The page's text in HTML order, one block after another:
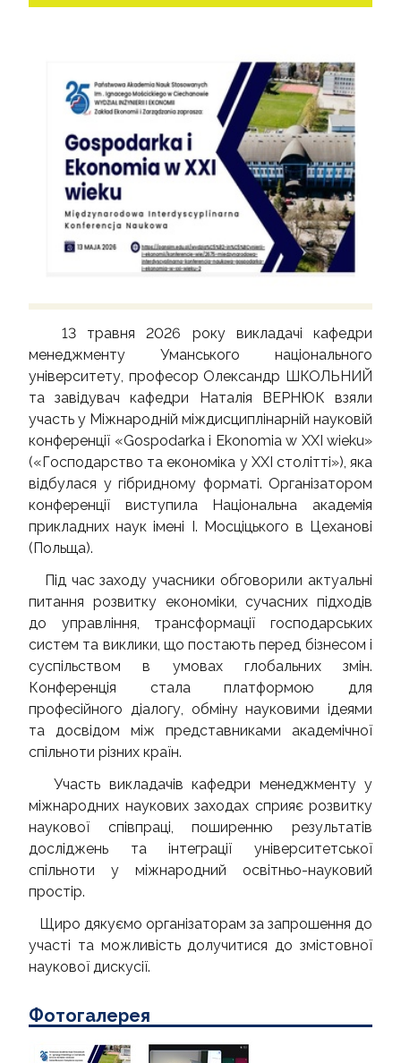
13 травня 2026 року викладачі кафедри
менеджменту Уманського національного
університету, професор Олександр ШКОЛЬНИЙ
та завідувач кафедри Наталія ВЕРНЮК взяли
участь у Міжнародній міждисциплінарній науковій
конференції «Gospodarka i Ekonomia w XXI wieku»
(«Господарство та економіка у ХХІ столітті»), яка
відбулася у гібридному форматі. Організатором
конференції виступила Національна академія
прикладних наук імені І. Мосціцького в Цеханові
(Польща).
Під час заходу учасники обговорили актуальні
питання розвитку економіки, сучасних підходів
до управління, трансформації господарських
систем та виклики, що постають перед бізнесом і
суспільством в умовах глобальних змін.
Конференція стала платформою для
професійного діалогу, обміну науковими ідеями
та досвідом між представниками академічної
спільноти різних країн.
Участь викладачів кафедри менеджменту у
міжнародних наукових заходах сприяє розвитку
наукової співпраці, поширенню результатів
досліджень та інтеграції університетської
спільноти у міжнародний освітньо-науковий
простір.
Щиро дякуємо організаторам за запрошення до
участі та можливість долучитися до змістовної
наукової дискусії.
Фотогалерея